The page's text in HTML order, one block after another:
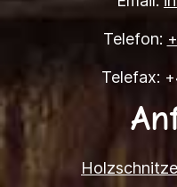
Telefon:
Telefax: